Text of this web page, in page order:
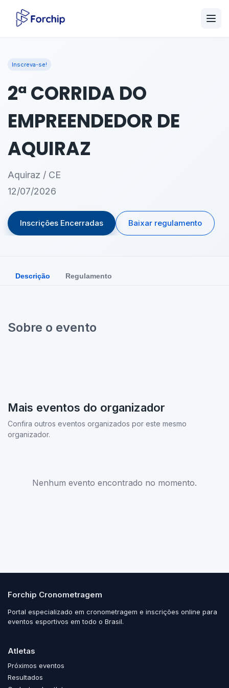
Inscreva-se!
2ª CORRIDA DO
EMPREENDEDOR DE
AQUIRAZ
Aquiraz / CE
12/07/2026
Inscrições Encerradas Baixar regulamento
Descrição Regulamento
Sobre o evento
Mais eventos do organizador
Confira outros eventos organizados por este mesmo
organizador.
Nenhum evento encontrado no momento.
Forchip Cronometragem
Portal especializado em cronometragem e inscrições online para
eventos esportivos em todo o Brasil.
Atletas
Próximos eventos
Resultados